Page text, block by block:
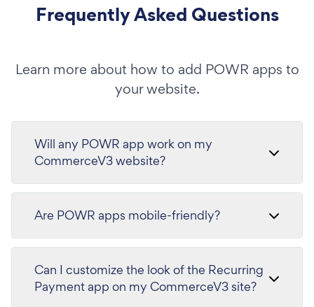
Frequently Asked Questions
Learn more about how to add POWR apps to
your website.
Will any POWR app work on my
CommerceV3 website?
Are POWR apps mobile-friendly?
Can I customize the look of the Recurring
Payment app on my CommerceV3 site?